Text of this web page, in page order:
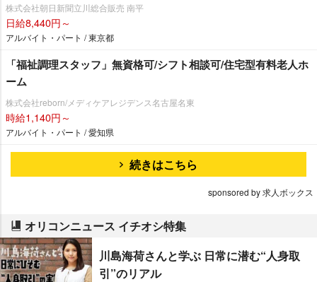
株式会社朝日新聞立川総合販売 南平
日給8,440円～
アルバイト・パート / 東京都
「福祉調理スタッフ」無資格可/シフト相談可/住宅型有料老人ホ
ーム
株式会社reborn/メディケアレジデンス名古屋名東
時給1,140円～
アルバイト・パート / 愛知県
続きはこちら
sponsored by 求人ボックス
オリコンニュース イチオシ特集
川島海荷さんと学ぶ 日常に潜む“人身取
引”のリアル